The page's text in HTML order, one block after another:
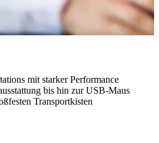
mit starker Performance
bis hin zur USB-Maus
Transportkisten